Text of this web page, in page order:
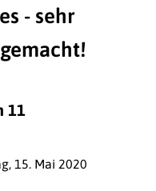
- sehr
11
15. Mai 2020